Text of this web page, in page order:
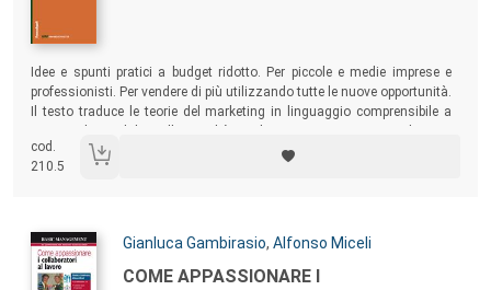
Sommario:
Idee e spunti pratici a budget ridotto. Per piccole e medie imprese e
professionisti. Per vendere di più utilizzando tutte le nuove opportunità.
Il testo traduce le teorie del marketing in linguaggio comprensibile a
ulteriormente arricchita e aggiornata, di una guida già di largo
successo.
cod.
210.5
Autori:
Gianluca Gambirasio, Alfonso Miceli
Titolo:
COME APPASSIONARE I